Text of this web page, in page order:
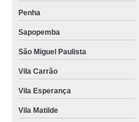
Penha
Sapopemba
São Miguel Paulista
Vila Carrão
Vila Esperança
Vila Matilde